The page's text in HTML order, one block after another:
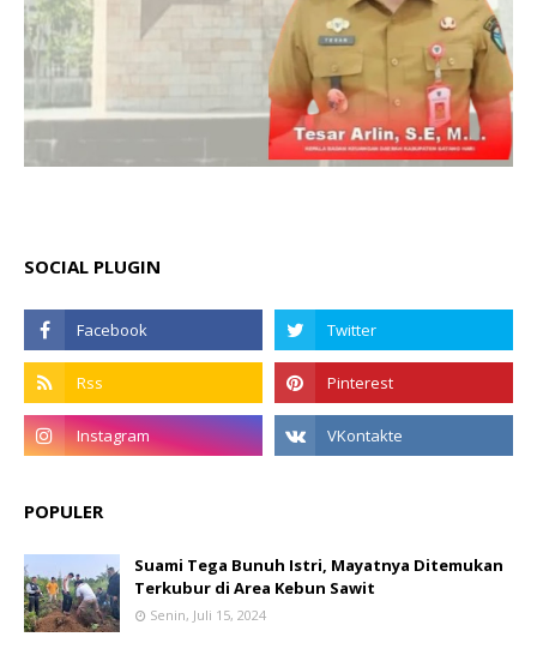
SOCIAL PLUGIN
POPULER
Suami Tega Bunuh Istri, Mayatnya Ditemukan
Terkubur di Area Kebun Sawit
Senin, Juli 15, 2024